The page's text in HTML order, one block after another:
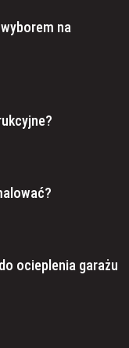
na
ocieplenia garażu